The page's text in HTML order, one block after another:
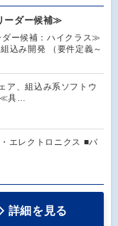
ーダー候補≫
ー候補：ハイクラス≫
込み開発 （要件定義～
ア、組込み系ソフトウ
≪具…
エレクトロニクス ■バ
詳細を見る